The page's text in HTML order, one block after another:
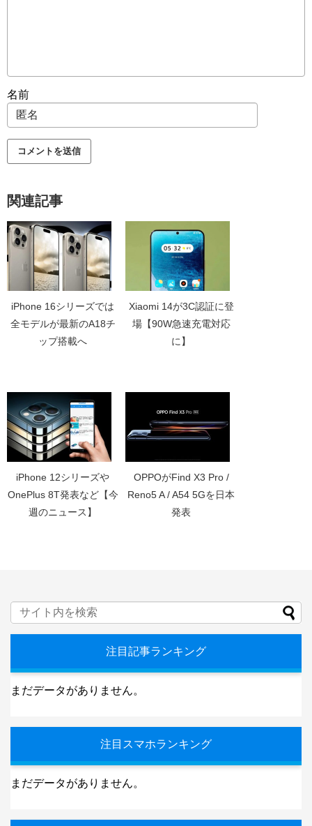
名前
関連記事
iPhone 16シリーズでは
全モデルが最新のA18チ
ップ搭載へ
Xiaomi 14が3C認証に登
場【90W急速充電対応
に】
iPhone 12シリーズや
OnePlus 8T発表など【今
週のニュース】
OPPOがFind X3 Pro /
Reno5 A / A54 5Gを日本
発表
注目記事ランキング
まだデータがありません。
注目スマホランキング
まだデータがありません。